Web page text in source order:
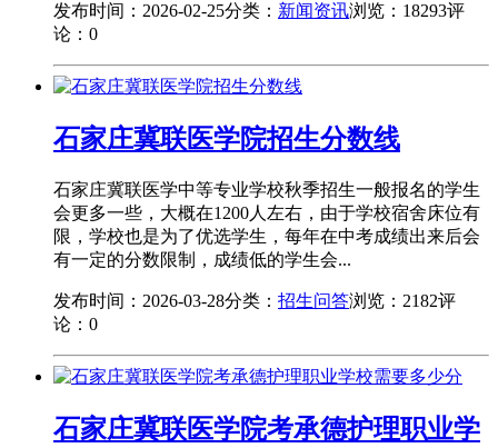
发布时间：2026-02-25分类： 新闻资讯浏览：18293评
论：0
石家庄冀联医学院招生分数线
石家庄冀联医学中等专业学校秋季招生一般报名的学生
会更多一些，大概在1200人左右，由于学校宿舍床位有
限，学校也是为了优选学生，每年在中考成绩出来后会
有一定的分数限制，成绩低的学生会...
发布时间：2026-03-28分类： 招生问答浏览：2182评
论：0
石家庄冀联医学院考承德护理职业学